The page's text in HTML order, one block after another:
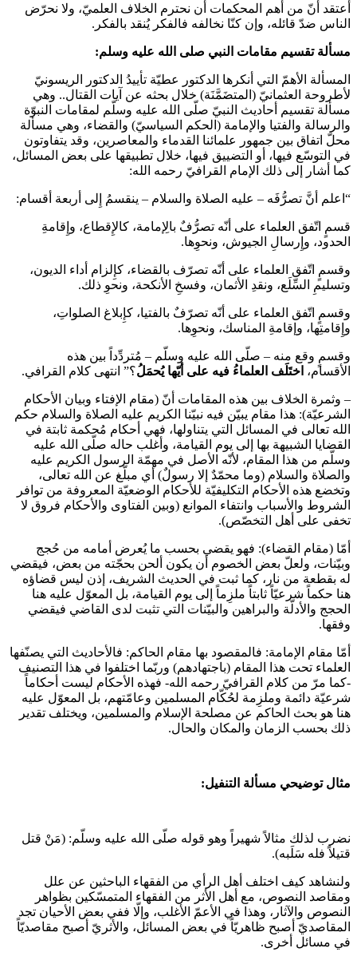
أعتقد أنّ من أهم المحكمات أن نحترم الخلاف العلميّ، ولا نحرّض
الناس ضدّ قائله، وإن كنّا نخالفه فالفكر يُنقد بالفكر.
مسألة تقسيم مقامات النبي صلى الله عليه وسلم:
المسألة الأهمّ التي أنكرها الدكتور عطيّة تأييدُ الدكتور الريسونيّ
لأطروحة العثمانيّ (المتضَمَّنَة) خلال بحثه عن آيات القتال.. وهي
مسألة تقسيم أحاديث النبيّ صلّى الله عليه وسلّم لمقامات النبوّة
والرسالة والفتيا والإمامة (الحكم السياسيّ) والقضاء، وهي مسألة
محلّ اتفاق بين جمهور علمائنا القدماء والمعاصرين، وقد يتفاوتون
في التوسّع فيها، أو التضييق فيها، خلال تطبيقها على بعض المسائل،
كما أشار إلى ذلك الإمام القرافيّ رحمه الله:
“اعلم أنَّ تصرُّفَه – عليه الصلاة والسلام – ينقسمُ إِلى أربعة أقسام:
قسمٍ اتّفق العلماء على أنّه تصرُّفٌ بالِإمامة، كالإِقطاع، وإِقامةِ
الحدود، وإِرسالِ الجيوش، ونحوِها.
وقسمٍ اتّفق العلماء على أنّه تصرّف بالقضاء، كإِلزام أداء الديون،
وتسليمِ السِّلَع، ونقدِ الأثمان، وفسخِ الأنكحة، ونحوِ ذلك.
وقسمٍ اتّفق العلماء على أنّه تصرّفٌ بالفتيا، كإِبلاغ الصلواتِ،
وإِقامتِها، وإقامةِ المناسك، ونحوِها.
وقسمٍ وقع منه – صلّى الله عليه وسلّم – مُتردِّداً بين هذه
الأقسام، اختَلَف العلماءُ فيه على أيّها يُحمَلُ؟” انتهى كلام القرافي.
– وثمرة الخلاف بين هذه المقامات أنّ (مقام الإفتاء وبيان الأحكام
الشرعيّة): هذا مقام يبيّن فيه نبيّنا الكريم عليه الصلاة والسلام حكم
الله تعالى في المسائل التي يتناولها، فهي أحكام مُحكمة ثابتة في
القضايا الشبيهة بها إلى يوم القيامة، وأغلب حاله صلّى الله عليه
وسلّم من هذا المقام، لأنّه الأصل في مهمّة الرسول الكريم عليه
والصلاة والسلام (وما محمّدٌ إلا رسولٌ) أي مبلّغ عن الله تعالى،
وتخضع هذه الأحكام التكليفيّة للأحكام الوضعيّة المعروفة من توافر
الشروط والأسباب وانتفاء الموانع (وبين الفتاوى والأحكام فروق لا
تخفى على أهل التخصّص).
أمّا (مقام القضاء): فهو يقضي بحسب ما يُعرض أمامه من حُجج
وبيّنات، ولعلّ بعض الخصوم أن يكون ألحن بحجّته من بعض، فيقضي
له بقطعة من نار، كما ثبت في الحديث الشريف، إذن ليس قضاؤه
هنا حكماً شرعيّاً ثابتاً ملزِماً إلى يوم القيامة، بل المعوّل عليه هنا
الحجج والأدلّة والبراهين والبيّنات التي تثبت لدى القاضي فيقضي
وفقها.
أمّا مقام الإمامة: فالمقصود بها مقام الحاكم: فالأحاديث التي يصنّفها
العلماء تحت هذا المقام (باجتهادهم) وربّما اختلفوا في هذا التصنيف
-كما مرّ من كلام القرافيّ رحمه الله- فهذه الأحكام ليست أحكاماً
شرعيّة دائمة وملزِمة لحُكّام المسلمين وعامّتهم، بل المعوّل عليه
هنا هو بحث الحاكم عن مصلحة الإسلام والمسلمين، ويختلف تقدير
ذلك بحسب الزمان والمكان والحال.
مثال توضيحي مسألة التنفيل:
نضرب لذلك مثالاً شهيراً وهو قوله صلّى الله عليه وسلّم: (مَنْ قتل
قتيلاً فله سَلَبه).
ولنشاهد كيف اختلف أهل الرأي من الفقهاء الباحثين عن علل
ومقاصد النصوص، مع أهل الأثر من الفقهاء المتمسّكين بظواهر
النصوص والآثار، وهذا في الأعمّ الأغلب، وإلّا ففي بعض الأحيان تجد
المقاصديّ أصبح ظاهريّاً في بعض المسائل، والأثريّ أصبح مقاصديّاً
في مسائل أخرى.